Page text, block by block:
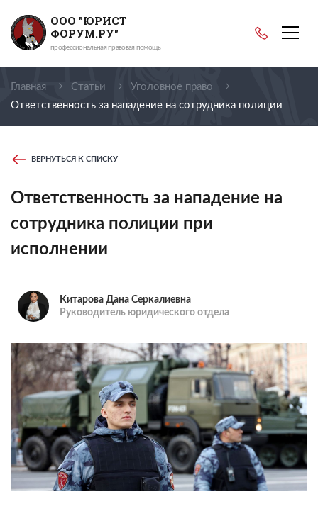
ООО "ЮРИСТ
ФОРУМ.РУ"
профессиональная правовая помощь
Главная Статьи
Уголовное право
Ответственность за нападение на сотрудника полиции
ВЕРНУТЬСЯ К СПИСКУ
Ответственность за нападение на
сотрудника полиции при
исполнении
Китарова Дана Серкалиевна
Руководитель юридического отдела